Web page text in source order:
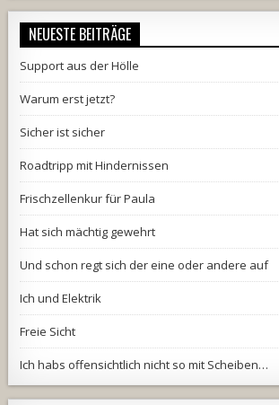
NEUESTE BEITRÄGE
Support aus der Hölle
Warum erst jetzt?
Sicher ist sicher
Roadtripp mit Hindernissen
Frischzellenkur für Paula
Hat sich mächtig gewehrt
Und schon regt sich der eine oder andere auf
Ich und Elektrik
Freie Sicht
Ich habs offensichtlich nicht so mit Scheiben…